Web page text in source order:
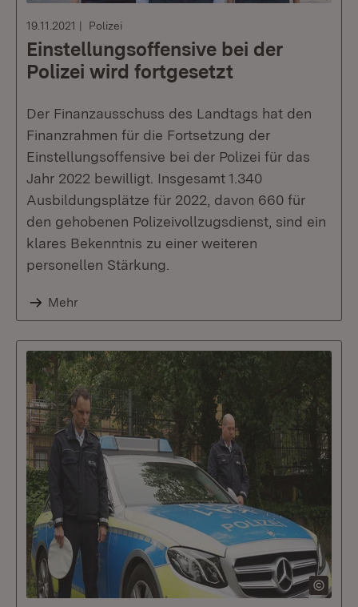
19.11.2021 Polizei
Einstellungsoffensive bei der
Polizei wird fortgesetzt
Der Finanzausschuss des Landtags hat den
Finanzrahmen für die Fortsetzung der
Einstellungsoffensive bei der Polizei für das
Jahr 2022 bewilligt. Insgesamt 1.340
Ausbildungsplätze für 2022, davon 660 für
den gehobenen Polizeivollzugsdienst, sind ein
klares Bekenntnis zu einer weiteren
personellen Stärkung.
Mehr